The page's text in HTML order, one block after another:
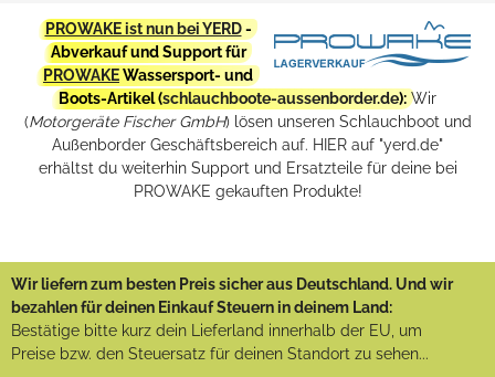
PROWAKE ist nun bei YERD-
Abverkauf und Support für
PROWAKEWassersport- und
Boots-Artikel (schlauchboote-aussenborder.de): Wir
(Motorgeräte Fischer GmbH) lösen unseren Schlauchboot und
Außenborder Geschäftsbereich auf. HIER auf "yerd.de"
erhältst du weiterhin Support und Ersatzteile für deine bei
PROWAKE gekauften Produkte!
Wir liefern zum besten Preis sicher aus Deutschland. Und wir
bezahlen für deinen Einkauf Steuern in deinem Land:
Bestätige bitte kurz dein Lieferland innerhalb der EU, um
Preise bzw. den Steuersatz für deinen Standort zu sehen...